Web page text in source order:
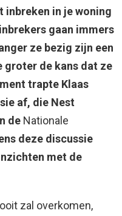
inbreken in je woning
gaan immers
ze bezig zijn een
groter de kans dat ze
trapte Klaas
af, die Nest
de Nationale
deze discussie
met de
zal overkomen,